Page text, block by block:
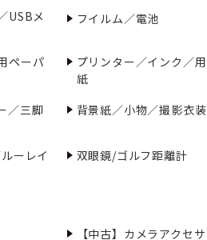
USBメ
フイルム／電池
ペーパ
プリンター／インク／用
紙
／三脚 背景紙／小物／撮影衣装
ーレイ 双眼鏡/ゴルフ距離計
【中古】カメラアクセサ